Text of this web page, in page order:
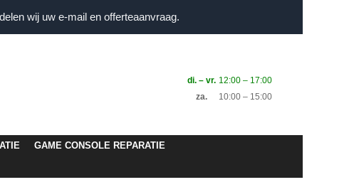
wij uw e-mail en offerteaanvraag.
di. – vr. 12:00 – 17:00
za.
10:00 – 15:00
GAME CONSOLE REPARATIE